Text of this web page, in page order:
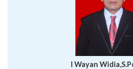
I Wayan